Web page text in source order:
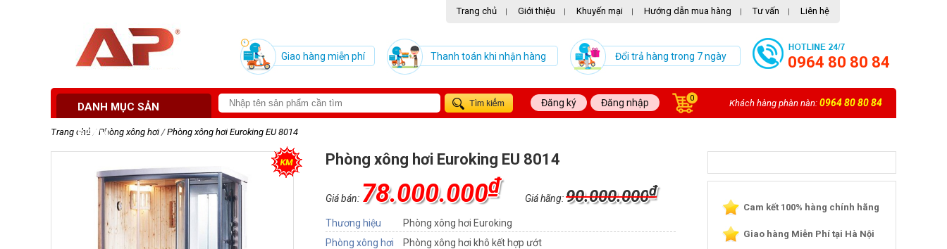
Trang chủ | Giới thiệu | Khuyến mại | Hướng dẫn mua hàng | Tư vấn | Liên hệ
Giao hàng miễn phí Thanh toán khi nhận hàng Đổi trả hàng trong 7 ngày 0964 80 80 84
DANH MỤC SẢN
PHẨM
Đăng ký Đăng nhập 0 Khách hàng phàn nàn: 0964 80 80 84
Trang chủ / Phòng xông hơi / Phòng xông hơi Euroking EU 8014
Phòng xông hơi Euroking EU 8014
Giá bán: 78.000.000₫
Giá hãng:90.000.000₫
Thương hiệu
Phòng xông hơi Euroking
Phòng xông hơi
Phòng xông hơi khô kết hợp ướt
Cam kết 100% hàng chính hãng
Giao hàng Miễn Phí tại Hà Nội